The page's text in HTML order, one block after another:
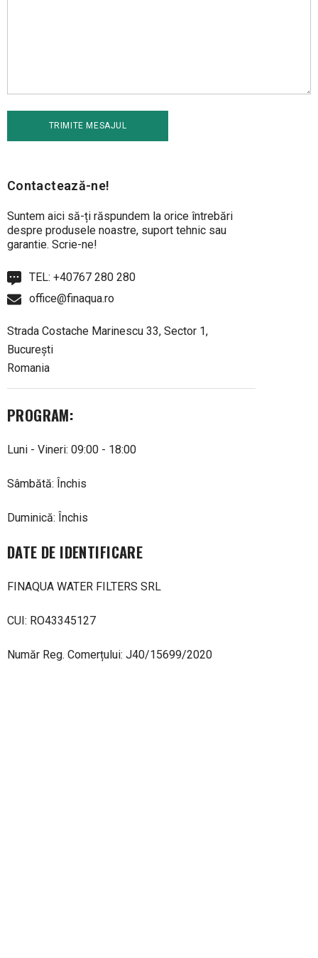
Contactează-ne!
Suntem aici să-ți răspundem la orice întrebări
despre produsele noastre, suport tehnic sau
garantie. Scrie-ne!
TEL: +40767 280 280
office@finaqua.ro
Strada Costache Marinescu 33, Sector 1,
București
Romania
PROGRAM:
Luni - Vineri: 09:00 - 18:00
Sâmbătă: Închis
Duminică: Închis
DATE DE IDENTIFICARE
FINAQUA WATER FILTERS SRL
CUI: RO43345127
Număr Reg. Comerțului: J40/15699/2020